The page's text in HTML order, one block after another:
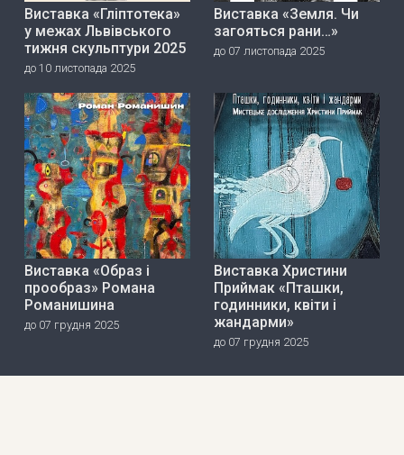
Виставка «Гліптотека»
у межах Львівського
тижня скульптури 2025
до 10 листопада 2025
Виставка «Земля. Чи
загояться рани…»
до 07 листопада 2025
Виставка «Образ і
прообраз» Романа
Романишина
до 07 грудня 2025
Виставка Христини
Приймак «Пташки,
годинники, квіти і
жандарми»
до 07 грудня 2025